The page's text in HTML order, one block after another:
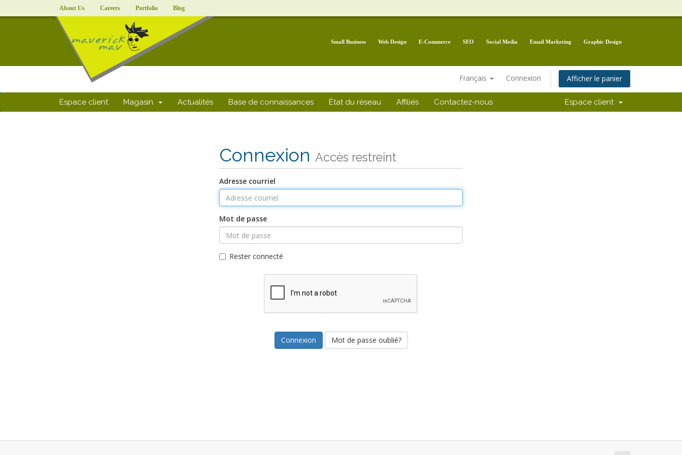
About Us Careers Portfolio Blog
Small Business Web Design E-Commerce SEO Social Media Email Marketing Graphic Design
Français Connexion Afficher le panier
Espace client Magasin Actualités Base de connaissances État du réseau Affiliés Contactez-nous Espace client
Connexion Accès restreint
Adresse courriel
Mot de passe
Rester connecté
Mot de passe oublié?